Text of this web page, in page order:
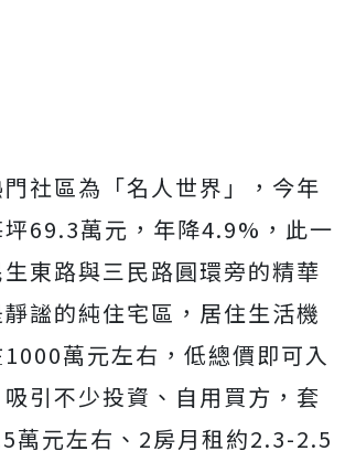
社區為「名人世界」，今年
69.3萬元，年降4.9%，此一
東路與三民路圓環旁的精華
謐的純住宅區，居住生活機
萬元左右，低總價即可入
引不少投資、自用買方，套
萬元左右、2房月租約2.3-2.5